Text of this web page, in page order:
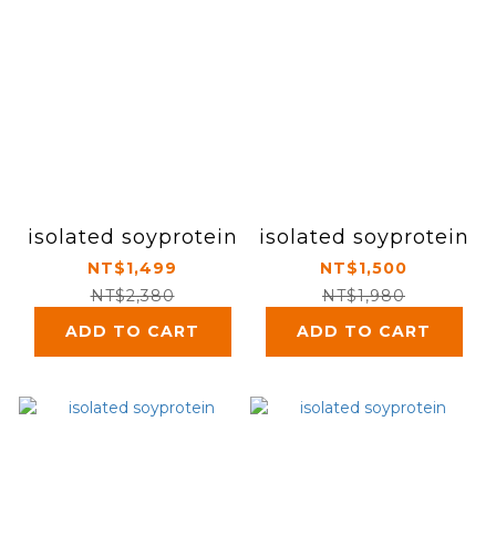
isolated soyprotein
NT$1,499
NT$2,380
ADD TO CART
isolated soyprotein
NT$1,500
NT$1,980
ADD TO CART